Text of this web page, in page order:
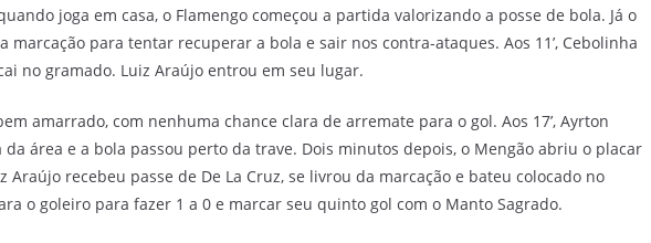
joga em casa, o Flamengo começou a partida valorizando a posse de bola. Já o
marcação para tentar recuperar a bola e sair nos contra-ataques. Aos 11’, Cebolinha
no gramado. Luiz Araújo entrou em seu lugar.
amarrado, com nenhuma chance clara de arremate para o gol. Aos 17’, Ayrton
da área e a bola passou perto da trave. Dois minutos depois, o Mengão abriu o placar
Araújo recebeu passe de De La Cruz, se livrou da marcação e bateu colocado no
o goleiro para fazer 1 a 0 e marcar seu quinto gol com o Manto Sagrado.